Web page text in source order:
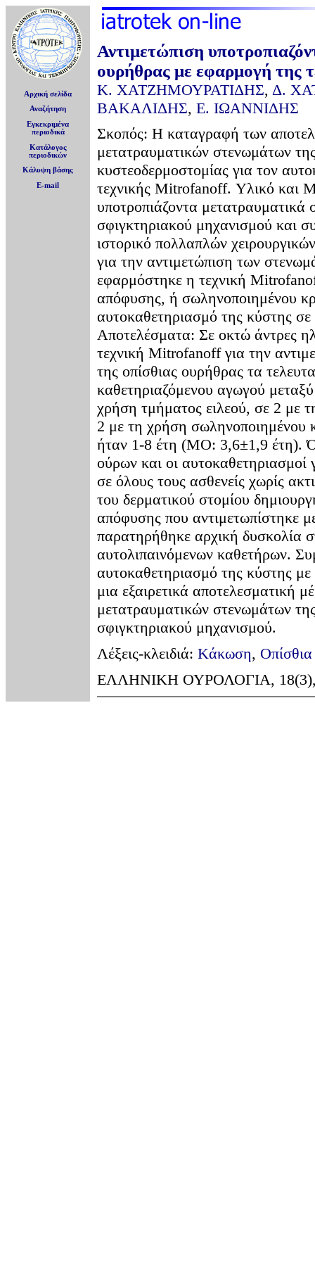
Αρχική σελίδα
Αναζήτηση
Εγκεκριμένα
περιοδικά
Κατάλογος
περιοδικών
Κάλυψη βάσης
E-mail
Αντιμετώπιση
ουρήθρας με εφαρμογή της
K. ΧΑΤΖΗΜΟΥΡΑΤΙΔΗΣ, Δ.
ΒΑΚΑΛΙΔΗΣ, Ε. ΙΩΑΝΝΙΔΗΣ
Σκοπός: Η καταγραφή των
μετατραυματικών στενωμάτων
κυστεοδερμοστομίας για τον
τεχνικής Mitrofanoff. Υλικό και
υποτροπιάζοντα
σφιγκτηριακού μηχανισμού και
ιστορικό πολλαπλών
για την αντιμετώπιση των
εφαρμόστηκε η τεχνική
απόφυσης, ή σωληνοποιημένου
αυτοκαθετηριασμό της κύστης
Αποτελέσματα: Σε οκτώ άντρες
τεχνική Mitrofanoff για την
της οπίσθιας ουρήθρας τα
καθετηριαζόμενου αγωγού
χρήση τμήματος ειλεού, σε 2 με
2 με τη χρήση σωληνοποιημένου
ήταν 1-8 έτη (ΜΟ: 3,6±1,9 έτη).
ούρων και οι αυτοκαθετηριασμοί
σε όλους τους ασθενείς χωρίς
του δερματικού στομίου
απόφυσης που αντιμετωπίστηκε
παρατηρήθηκε αρχική δυσκολία
αυτολιπαινόμενων καθετήρων.
αυτοκαθετηριασμό της κύστης
μια εξαιρετικά αποτελεσματική
μετατραυματικών στενωμάτων
σφιγκτηριακού μηχανισμού.
Λέξεις-κλειδιά: Kάκωση,
ΕΛΛΗΝΙΚΗ ΟΥΡΟΛΟΓΙΑ, 18(3),